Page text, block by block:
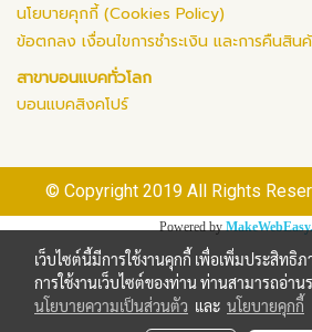
นโยบายคุกกี้ (Cookies Policy)
ข้อตกลง เงื่อนไขการชำระเงิน และการคืนสิน
สาขาบอนแบคทั่วโลก
บอนแบคสิงคโปร์
© Copyright 2019 All Rights
Powered by
เว็บไซต์นี้มีการใช้งานคุกกี้ เพื่อเพิ่มประสิท
การใช้งานเว็บไซต์ของท่าน ท่านสามารถอ่าน
นโยบายความเป็นส่วนตัว และ นโยบายคุกกี้